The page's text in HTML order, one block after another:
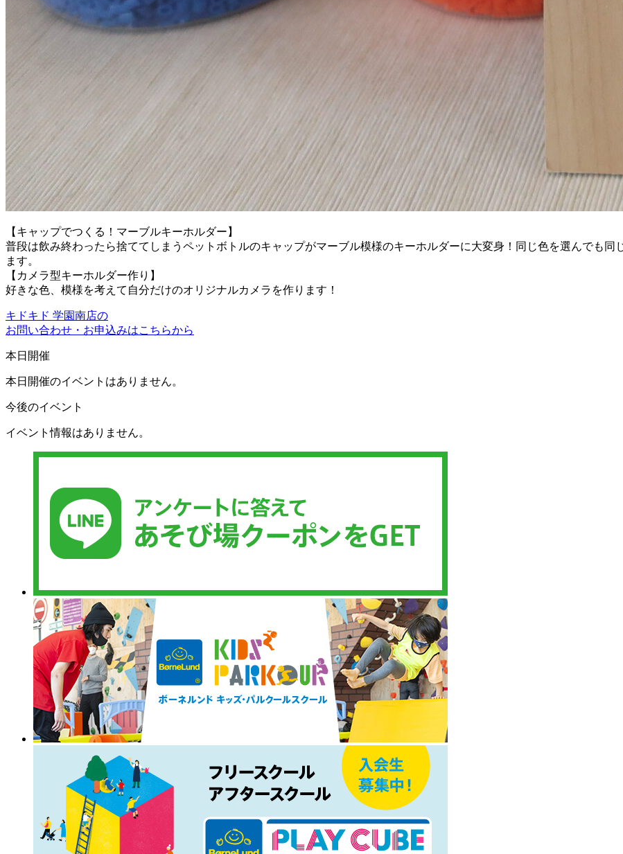
【キャップでつくる！マーブルキーホルダー】
普段は飲み終わったら捨ててしまうペットボトルのキャップがマーブル模様のキーホルダーに大変身！同じ色を選んでも
ます。
【カメラ型キーホルダー作り】
好きな色、模様を考えて自分だけのオリジナルカメラを作ります！
キドキド 学園南店の
お問い合わせ・お申込みはこちらから
本日開催
本日開催のイベントはありません。
今後のイベント
イベント情報はありません。